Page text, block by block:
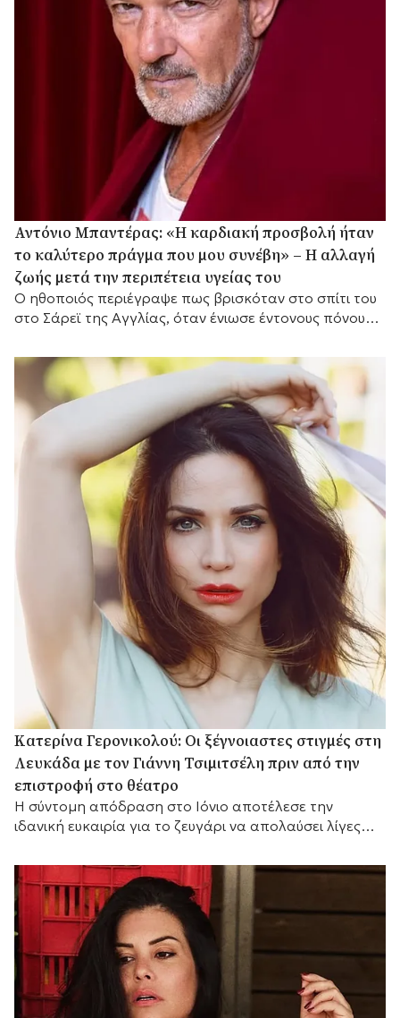
Αντόνιο Μπαντέρας: «Η καρδιακή προσβολή ήταν
το καλύτερο πράγμα που μου συνέβη» – Η αλλαγή
ζωής μετά την περιπέτεια υγείας του
Ο ηθοποιός περιέγραψε πως βρισκόταν στο σπίτι του
στο Σάρεϊ της Αγγλίας, όταν ένιωσε έντονους πόνους
Κατερίνα Γερονικολού: Οι ξέγνοιαστες στιγμές στη
Λευκάδα με τον Γιάννη Τσιμιτσέλη πριν από την
επιστροφή στο θέατρο
Η σύντομη απόδραση στο Ιόνιο αποτέλεσε την
ιδανική ευκαιρία για το ζευγάρι να απολαύσει λίγες